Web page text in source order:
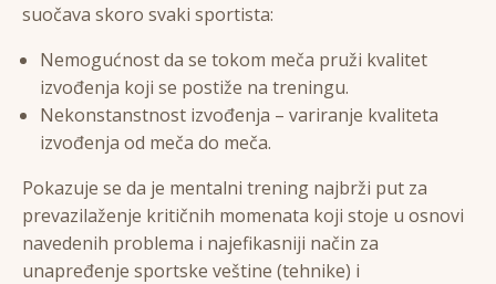
suočava skoro svaki sportista:
Nemogućnost da se tokom meča pruži kvalitet
izvođenja koji se postiže na treningu.
Nekonstanstnost izvođenja – variranje kvaliteta
izvođenja od meča do meča.
Pokazuje se da je mentalni trening najbrži put za
prevazilaženje kritičnih momenata koji stoje u osnovi
navedenih problema i najefikasniji način za
unapređenje sportske veštine (tehnike) i